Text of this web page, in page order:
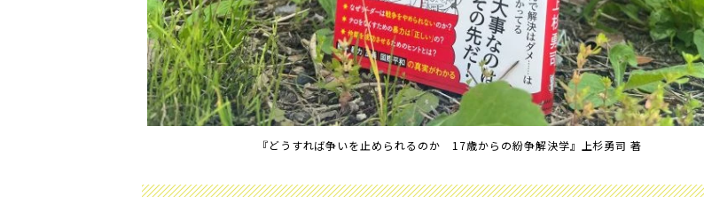
『どうすれば争いを止められるのか 17歳からの紛争解決学』上杉勇司 著